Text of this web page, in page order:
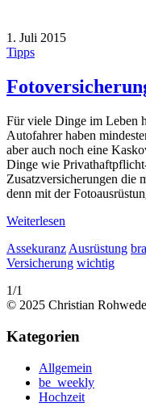
1. Juli 2015
Tipps
Für viele Dinge im Leben
Autofahrer haben
aber auch noch eine
Dinge wie
Zusatzversicherungen die
denn mit der
Weiterlesen
Assekuranz Ausrüstung
Versicherung wichtig
1/1
© 2025 Christian
Kategorien
Allgemein
be_weekly
Hochzeit